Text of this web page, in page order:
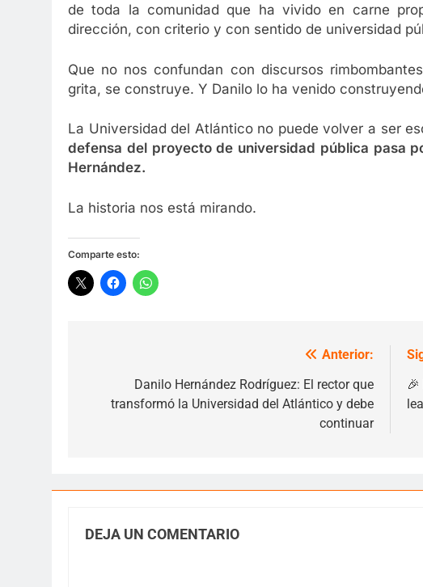
de toda la comunidad que ha vivido en carne
dirección, con criterio y con sentido de universidad
Que no nos confundan con discursos
grita, se construye. Y Danilo lo ha venido
La Universidad del Atlántico no puede volver a ser
defensa del proyecto de universidad pública pasa
Hernández.
La historia nos está mirando.
Comparte esto:
Anterior:
Danilo Hernández Rodríguez: El rector que
transformó la Universidad del Atlántico y debe
continuar
DEJA UN COMENTARIO